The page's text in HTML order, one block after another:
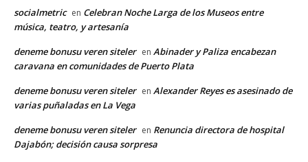
socialmetric en Celebran Noche Larga de los Museos entre
música, teatro, y artesanía
deneme bonusu veren siteler en Abinader y Paliza encabezan
caravana en comunidades de Puerto Plata
deneme bonusu veren siteler en Alexander Reyes es asesinado de
varias puñaladas en La Vega
deneme bonusu veren siteler en Renuncia directora de hospital
Dajabón; decisión causa sorpresa